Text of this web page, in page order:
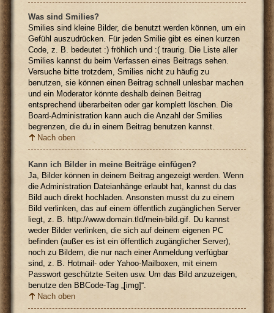
Was sind Smilies?
Smilies sind kleine Bilder, die benutzt werden können, um ein
Gefühl auszudrücken. Für jeden Smilie gibt es einen kurzen
Code, z. B. bedeutet :) fröhlich und :( traurig. Die Liste aller
Smilies kannst du beim Verfassen eines Beitrags sehen.
Versuche bitte trotzdem, Smilies nicht zu häufig zu
benutzen, sie können einen Beitrag schnell unlesbar machen
und ein Moderator könnte deshalb deinen Beitrag
entsprechend überarbeiten oder gar komplett löschen. Die
Board-Administration kann auch die Anzahl der Smilies
begrenzen, die du in einem Beitrag benutzen kannst.
Nach oben
Kann ich Bilder in meine Beiträge einfügen?
Ja, Bilder können in deinem Beitrag angezeigt werden. Wenn
die Administration Dateianhänge erlaubt hat, kannst du das
Bild auch direkt hochladen. Ansonsten musst du zu einem
Bild verlinken, das auf einem öffentlich zugänglichen Server
liegt, z. B. http://www.domain.tld/mein-bild.gif. Du kannst
weder Bilder verlinken, die sich auf deinem eigenen PC
befinden (außer es ist ein öffentlich zugänglicher Server),
noch zu Bildern, die nur nach einer Anmeldung verfügbar
sind, z. B. Hotmail- oder Yahoo-Mailboxen, mit einem
Passwort geschützte Seiten usw. Um das Bild anzuzeigen,
benutze den BBCode-Tag „[img]“.
Nach oben